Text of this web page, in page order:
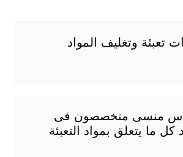
تعبئة وتغليف المواد
منسى متخصصون فى
كل ما يتعلق بمواد التعبئة